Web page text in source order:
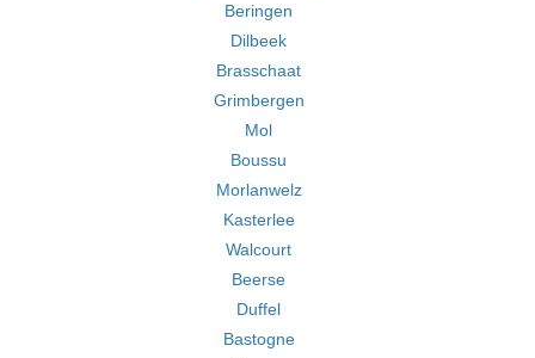
Beringen
Dilbeek
Brasschaat
Grimbergen
Mol
Boussu
Morlanwelz
Kasterlee
Walcourt
Beerse
Duffel
Bastogne